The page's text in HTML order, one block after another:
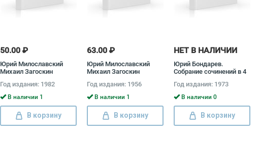
50.00 ₽
Юрий Милославский
Михаил Загоскин
Год издания: 1982
В наличии 1
В корзину
63.00 ₽
Юрий Милославский
Михаил Загоскин
Год издания: 1956
В наличии 1
В корзину
НЕТ В НАЛИЧИИ
Юрий Бондарев.
Собрание сочинений в 4
том (комплект из 5 книг)
Год издания: 1973
В наличии 0
В корзину